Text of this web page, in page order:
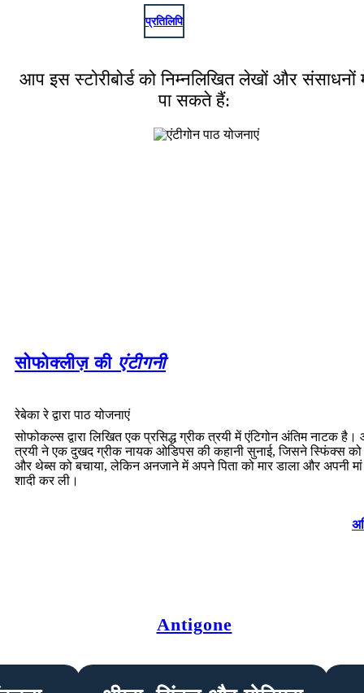
प्रतिलिपि
आप इस स्टोरीबोर्ड को निम्नलिखित लेखों और संसाधनों
पा सकते हैं:
सोफोक्लीज़ की एंटीगनी
रेबेका रे द्वारा पाठ योजनाएं
सोफोकल्स द्वारा लिखित एक प्रसिद्ध ग्रीक त्रयी में एंटिगोन अंतिम नाटक
त्रयी ने एक दुखद ग्रीक नायक ओडिपस की कहानी सुनाई, जिसने स्फिंक्स को
और थेब्स को बचाया, लेकिन अनजाने में अपने पिता को मार डाला और अपनी
शादी कर ली।
Antigone